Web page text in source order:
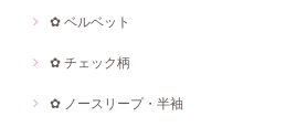
✿ ベルベット
✿ チェック柄
✿ ノースリープ・半袖